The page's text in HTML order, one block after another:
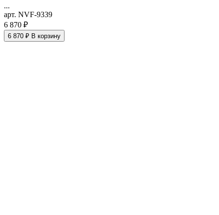
...
арт. NVF-9339
6 870 ₽
6 870 ₽ В корзину